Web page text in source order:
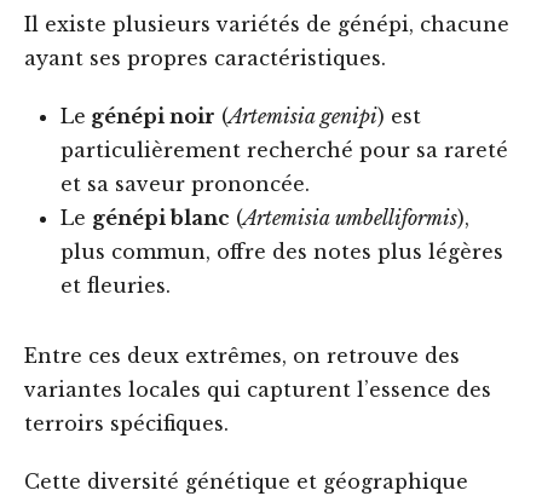
Il existe plusieurs variétés de génépi, chacune
ayant ses propres caractéristiques.
Le génépi noir (Artemisia genipi) est
particulièrement recherché pour sa rareté
et sa saveur prononcée.
Le génépi blanc (Artemisia umbelliformis),
plus commun, offre des notes plus légères
et fleuries.
Entre ces deux extrêmes, on retrouve des
variantes locales qui capturent l’essence des
terroirs spécifiques.
Cette diversité génétique et géographique